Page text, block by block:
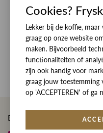
Eten en drinken
Openingstijden
Werken bij RINSMA
Betaalmethoden
Bezorgen
Contact
Reviews
Betaal eenvoudig en veilig met
Cookies?
Lekker bij de koffie,
graag op onze website
maken. Bijvoorbeeld
functionaliteiten of
zijn ook handig voor
graag jouw toestemming
op 'ACCEPTEREN' of ga